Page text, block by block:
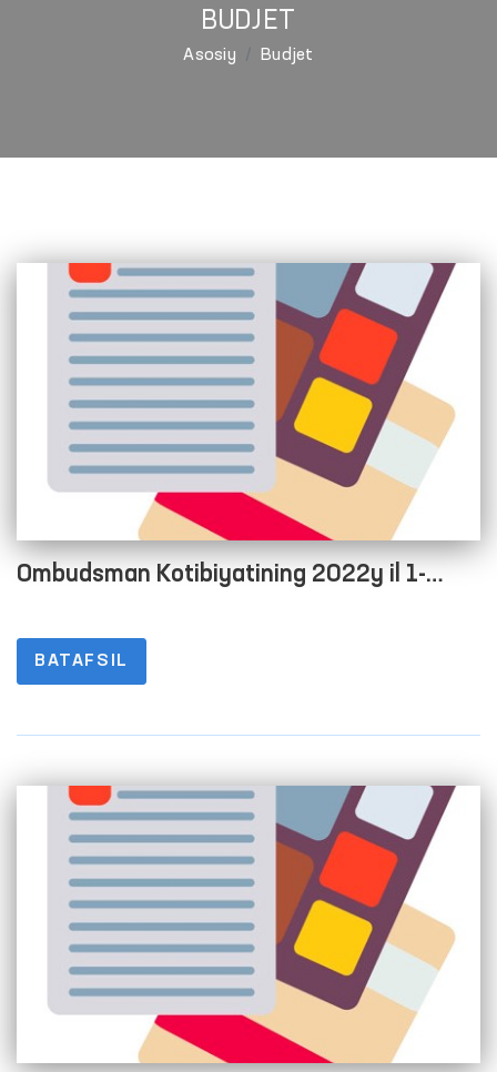
BUDJET
Asosiy Budjet
Ombudsman Kotibiyatining 2022y il 1-
tashqari rivojlantirish jamg‘armasining pul
aylanmalari to‘g‘risida Hisoboti
BATAFSIL